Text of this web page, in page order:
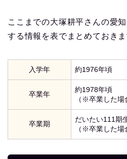
ここまでの大塚耕平さんの愛
する情報を表でまとめておきま
入学年 約1976年頃
卒業年
約1978年頃
（※卒業した場
卒業期
だいたい111期
（※卒業した場